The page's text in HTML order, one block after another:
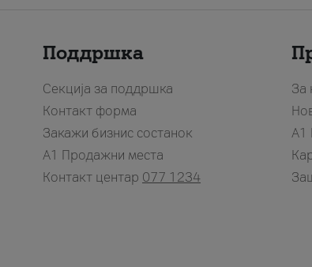
Поддршка
Секција за поддршка
Контакт форма
Закажи бизнис состанок
A1 Продажни места
Контакт центар 077 1234
За
А1